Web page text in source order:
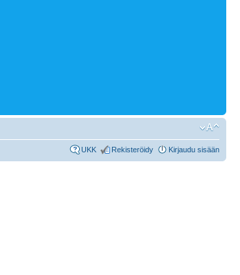
UKK Rekisteröidy Kirjaudu sisään